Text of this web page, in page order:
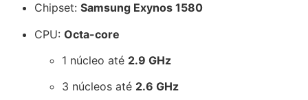
Chipset: Samsung Exynos 1580
CPU: Octa-core
1 núcleo até 2.9 GHz
3 núcleos até 2.6 GHz